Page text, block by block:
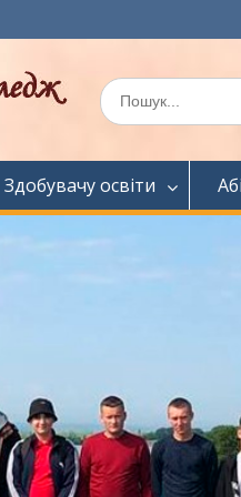
Шукати:
Здобувачу освіти